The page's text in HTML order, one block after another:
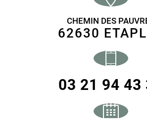
CHEMIN DES
62630
03 21 94 43